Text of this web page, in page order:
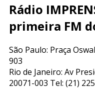
Rádio
primeira FM
São Paulo: Praça
903
Rio de Janeiro: Av
20071-003 Tel: (21)